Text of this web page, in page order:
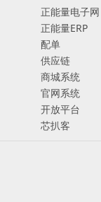
正能量电子网
正能量ERP
配单
供应链
商城系统
官网系统
开放平台
芯扒客